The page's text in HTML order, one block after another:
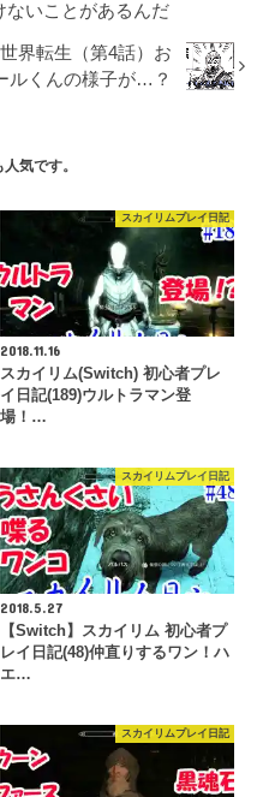
ないことがあるんだ
界転生（第4話）お
ルくんの様子が…？
気です。
スカイリムプレイ日記
2018.11.16
スカイリム(Switch) 初心者プレ
イ日記(189)ウルトラマン登
場！…
スカイリムプレイ日記
2018.5.27
【Switch】スカイリム 初心者プ
レイ日記(48)仲直りするワン！ハ
エ…
スカイリムプレイ日記